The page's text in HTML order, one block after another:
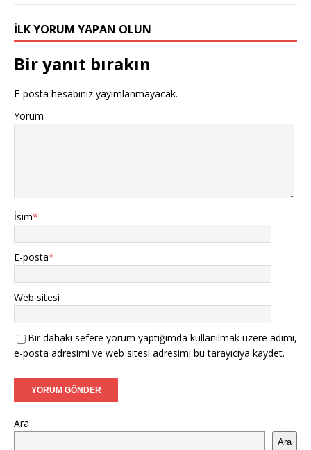
İLK YORUM YAPAN OLUN
Bir yanıt bırakın
E-posta hesabınız yayımlanmayacak.
Yorum
İsim*
E-posta*
Web sitesi
Bir dahaki sefere yorum yaptığımda kullanılmak üzere adımı,
e-posta adresimi ve web sitesi adresimi bu tarayıcıya kaydet.
Ara
Ara